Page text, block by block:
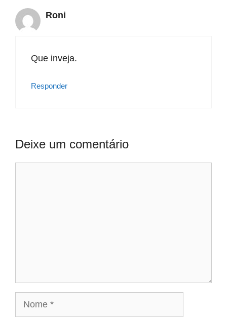
Roni
Que inveja.
Responder
Deixe um comentário